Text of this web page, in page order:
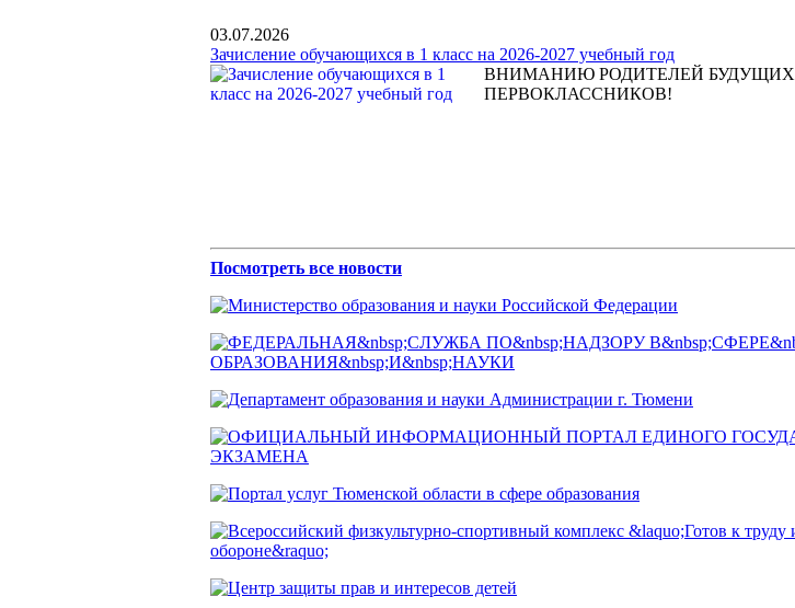
03.07.2026
Зачисление обучающихся в 1 класс на 2026-2027 учебный год
ВНИМАНИЮ РОДИТЕЛЕЙ БУДУЩИХ
ПЕРВОКЛАССНИКОВ!
Посмотреть все новости